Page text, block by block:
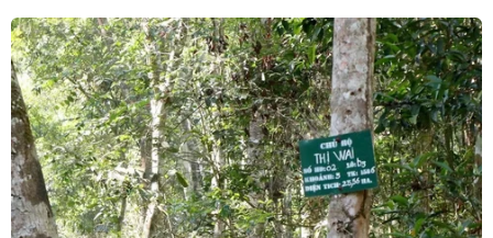
Pin xe điện - lời giải của bài toán
nguồn điện cho AI
30/07/2026 01:35
Kia đầu tư 649 triệu USD sản xuất ôtô
điện tại Mexico